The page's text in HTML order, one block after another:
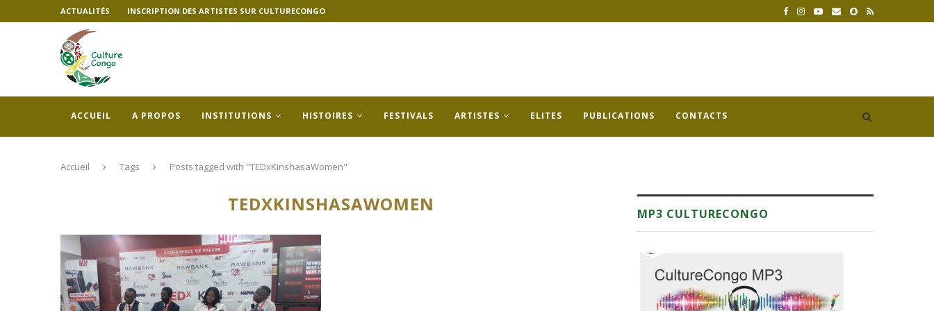
ACTUALITÉS INSCRIPTION DES ARTISTES SUR CULTURECONGO
ACCUEIL A PROPOS INSTITUTIONS HISTOIRES FESTIVALS ARTISTES ELITES PUBLICATIONS CONTACTS
Accueil Tags Posts tagged with "TEDxKinshasaWomen"
TEDXKINSHASAWOMEN MP3 CULTURECONGO